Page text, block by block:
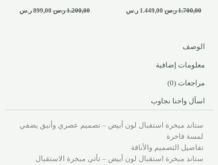
1.700,00 ر.س 1.449,00 ر.س 1.200,00 ر.س 899,00 ر.س
الوصف
معلومات إضافية
مراجعات (0)
اسأل واحنا نجاوب
ستاند مبخرة استقبال لون أبيض – تصميم عصري وأنيق يضفي
لمسة فاخرة
تفاصيل التصميم والأناقة
ستاند مبخرة استقبال لون أبيض – تأتي مبخرة الاستقبال